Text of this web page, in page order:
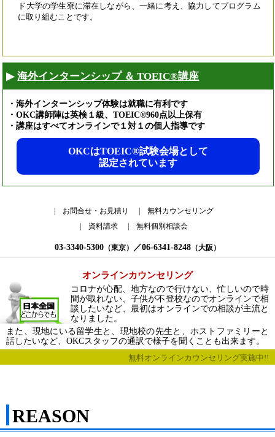
ド大学の学生寮に滞在しながら、一緒に考え、協力してプログラム
に取り組むことです。
海外インターンシップ ＆ TOEIC®講座
・海外インターンシップ体験は就職に有利です
・OKC講師陣は英検１級、TOEIC®960点以上保有
・講座はすべてオンラインで１対１の個人指導です
OKCはTOEIC®試験会場として
認定されています
お問合せ・お見積り
無料カウンセリング
資料請求
無料個別相談会
03-3340-5300 （東京） ／06-6341-8248 （大阪）
オンラインカウンセリング
コロナが心配、地方なので行けない、忙しいので時
間が取れない、子供が不登校なのでオンラインで相
談したいなど、最初はオンラインでの相談が主流と
なりました。
また、現地にいる留学生と、現地校の先生と、ホストファミリーと
話したいなど、OKCスタッフの通訳で様子を聞くことも出来ます。
無料オンラインカウンセリング実施中!!
REASON